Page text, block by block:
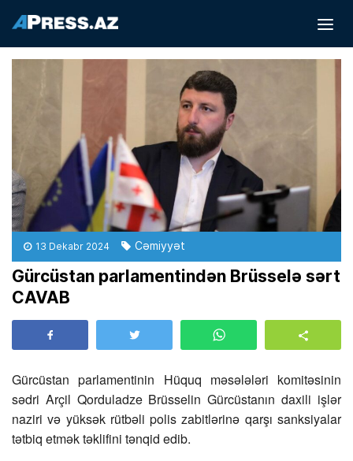
13 Dekabr 2024 Cəmiyyət
Gürcüstan parlamentindən Brüsselə sərt
CAVAB
Gürcüstan parlamentinin Hüquq məsələləri komitəsinin
sədri Arçil Qorduladze Brüsselin Gürcüstanın daxili işlər
naziri və yüksək rütbəli polis zabitlərinə qarşı sanksiyalar
tətbiq etmək təklifini tənqid edib.